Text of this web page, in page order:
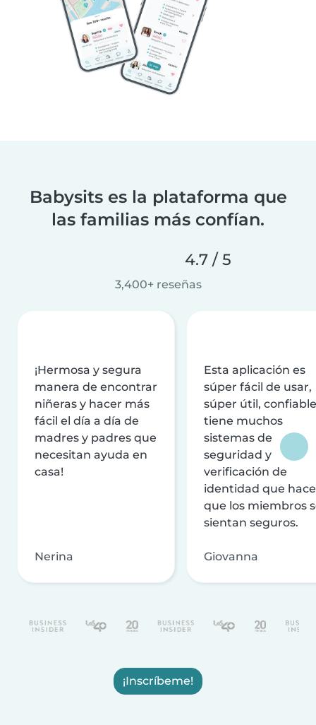
Babysits es la plataforma que
las familias más confían.
4.7 / 5
3,400+ reseñas
¡Hermosa y segura
manera de encontrar
niñeras y hacer más
fácil el día a día de
madres y padres que
necesitan ayuda en
casa!
Nerina
Esta aplicación es
súper fácil de usar,
súper útil,
tiene muchos
sistemas de
seguridad y
verificación de
identidad que
que los miembros
sientan seguros.
Giovanna
¡Inscríbeme!